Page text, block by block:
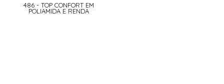
486 - TOP CONFORT EM
POLIAMIDA E RENDA